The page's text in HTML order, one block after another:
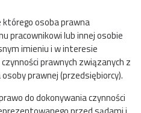
osoba prawna
pracownikowi lub innej osobie
imieniu i w interesie
prawnych związanych z
prawnej (przedsiębiorcy).
do dokonywania czynności